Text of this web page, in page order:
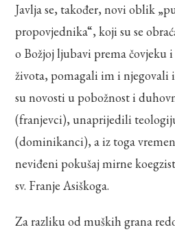
Javlja se, također, novi oblik
propovjednika“, koji su se
o Božjoj ljubavi prema čovjeku
života, pomagali im i njegovali
su novosti u pobožnost i
(franjevci), unaprijedili
(dominikanci), a iz toga
neviđeni pokušaj mirne
sv. Franje Asiškoga.
Za razliku od muških grana